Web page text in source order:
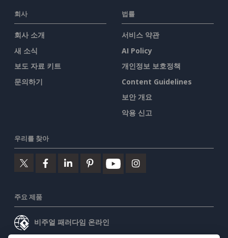
회사
회사 소개
새 소식
보도 자료 키트
문의하기
법률
서비스 약관
AI Policy
개인정보 보호정책
Content Guidelines
보안 개요
악용 신고
우리를 찾아
주요 제품
비주얼 패러다임 온라인